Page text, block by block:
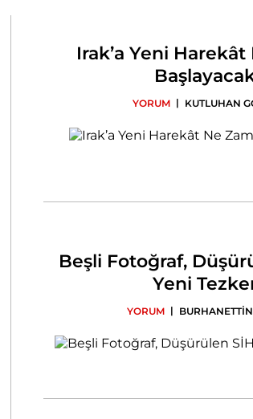
Irak’a Yeni
YORUM | KUTLUHAN
Beşli Fotoğraf,
Yeni
YORUM |